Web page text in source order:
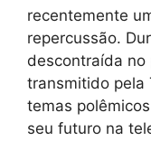
recentemente
repercussão.
descontraída no
transmitido pela
temas
seu futuro na